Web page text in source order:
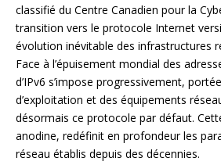
classifié du Centre Canadien pour la
transition vers le protocole Internet
évolution inévitable des infrastructures
Face à l’épuisement mondial des
d’IPv6 s’impose progressivement,
d’exploitation et des équipements
désormais ce protocole par défaut.
anodine, redéfinit en profondeur les
réseau établis depuis des décennies.